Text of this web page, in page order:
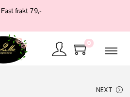
Fast frakt 79,-
0
NEXT